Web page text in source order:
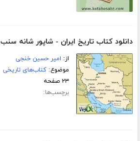
دانلود کتاب تاریخ ایران - شاپور شانه سنب
از: امیر حسین خنجی
موضوع:کتاب‌های تاریخی
۲۳ صفحه
برچسب‌ها: